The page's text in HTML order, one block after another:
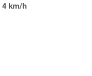
4 km/h